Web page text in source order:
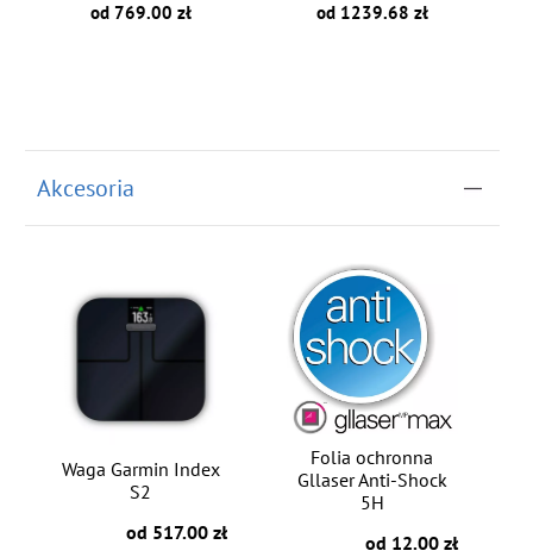
od 769.00 zł od 1239.68 zł
Akcesoria
Waga Garmin Index
S2
od 517.00 zł
Folia ochronna
Gllaser Anti-Shock
5H
od 12.00 zł